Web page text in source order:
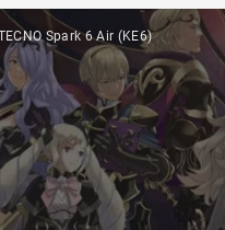
Spark 6 Air (KE6)